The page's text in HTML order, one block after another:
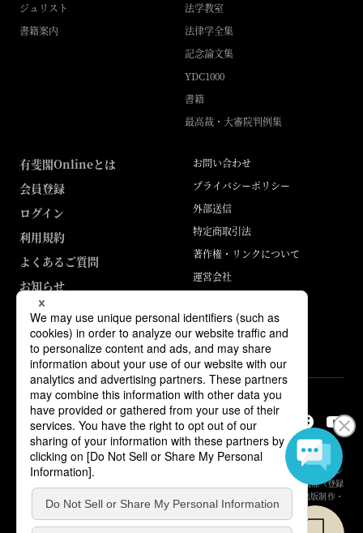
ジュリスト
書籍案内
法学教室
法律学全集
記念論文集
YDC1000
書籍
最高裁・大審院判例集
有斐閣Onlineとは
会員登録
ログイン
利用規約
よくあるご質問
お知らせ
お問い合わせ
プライバシーポリシー
外部送信
特定商取引法
著作権・リンクについて
運営会社
ABJマークは、この電子書店・電子書籍配信サービスが、著作権者からコン
テンツ使用許諾を得た正規版配信サービスであることを示す登録商標（登録
番号 第6091713号）です。詳しくは［ABJマーク］または［電子出版制作・
流通協議会］で検索してください。